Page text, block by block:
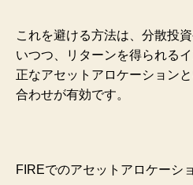
これを避ける方法は、分散投
いつつ、リターンを得られる
正なアセットアロケーション
合わせが有効です。
FIREでのアセットアロケーシ